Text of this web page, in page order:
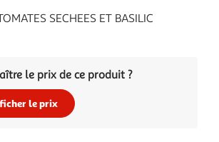
SECHEES ET BASILIC
le prix de ce produit ?
le prix